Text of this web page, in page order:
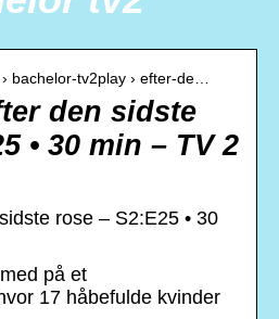
bachelor-tv2play › efter-de…
den sidste
• 30 min – TV 2
rose – S2:E25 • 30
på et
17 håbefulde kvinder